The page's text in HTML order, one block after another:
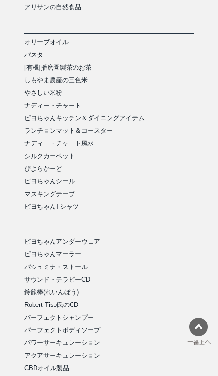
アリサンの自然食品
オリーブオイル
パスタ
[有機]播磨園製茶のお茶
しもやま農産の三色米
やさしい米粉
ナディー・チャート
ピヨちゃんキッチン＆ダイニングアイテム
ランチョンマット＆コースター
ナディー・チャート風水
シルクカーペット
ぴよらかーど
ピヨちゃんシール
マスキングテープ
ピヨちゃんTシャツ
ピヨちゃんアンダーウェア
ピヨちゃんマーラー
パシュミナ・ストール
サウンド・テラピーCD
鈴韻棒(れいんぼう)
Robert Tiso氏のCD
パーフェクトシャンプー
パーフェクトボディソープ
パワーサーキュレーション
アクアサーキュレーション
CBDオイル製品